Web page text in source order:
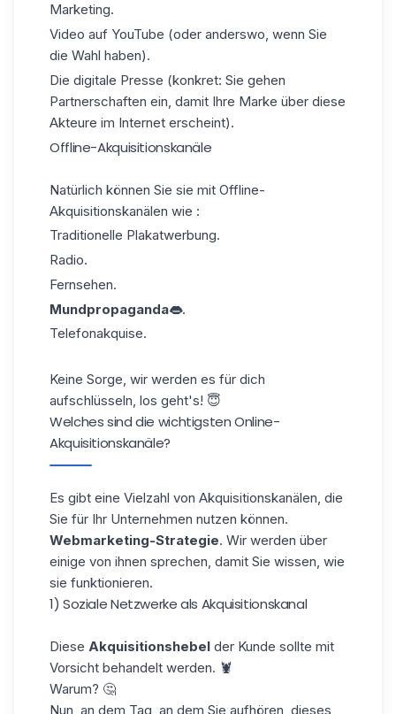
Marketing.
Video auf YouTube (oder anderswo, wenn Sie
die Wahl haben).
Die digitale Presse (konkret: Sie gehen
Partnerschaften ein, damit Ihre Marke über diese
Akteure im Internet erscheint).
Offline-Akquisitionskanäle
Natürlich können Sie sie mit Offline-
Akquisitionskanälen wie :
Traditionelle Plakatwerbung.
Radio.
Fernsehen.
Mundpropaganda👄.
Telefonakquise.
Keine Sorge, wir werden es für dich
aufschlüsseln, los geht's! 😇
Welches sind die wichtigsten Online-
Akquisitionskanäle?
Es gibt eine Vielzahl von Akquisitionskanälen, die
Sie für Ihr Unternehmen nutzen können.
Webmarketing-Strategie. Wir werden über
einige von ihnen sprechen, damit Sie wissen, wie
sie funktionieren.
1) Soziale Netzwerke als Akquisitionskanal
Diese Akquisitionshebel der Kunde sollte mit
Vorsicht behandelt werden. 🦞
Warum? 🤔
Nun, an dem Tag, an dem Sie aufhören, dieses